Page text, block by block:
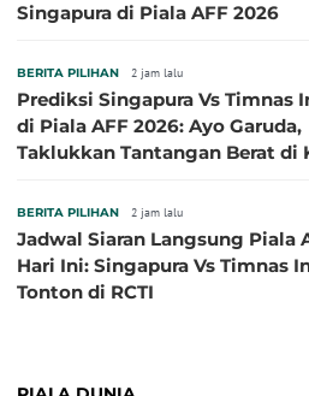
Singapura di Piala AFF 2026
BERITA PILIHAN 2 jam lalu
Prediksi Singapura Vs Timnas
di Piala AFF 2026: Ayo Garuda,
Taklukkan Tantangan Berat di
BERITA PILIHAN 2 jam lalu
Jadwal Siaran Langsung Piala
Hari Ini: Singapura Vs Timnas
Tonton di RCTI